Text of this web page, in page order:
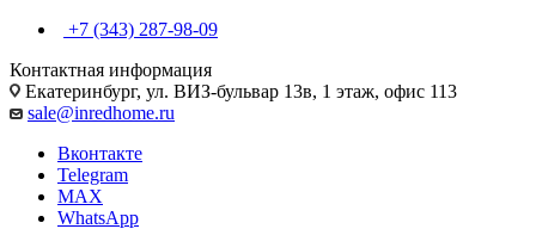
+7 (343) 287-98-09
Контактная информация
Екатеринбург, ул. ВИЗ-бульвар 13в, 1 этаж, офис 113
sale@inredhome.ru
Вконтакте
Telegram
MAX
WhatsApp